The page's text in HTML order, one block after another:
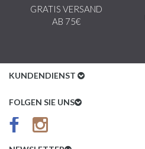
GRATIS VERSAND
AB 75€
KUNDENDIENST
Kundenservice
AGB
FOLGEN SIE UNS